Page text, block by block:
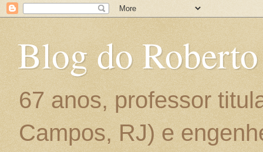
Blog do
67 anos, professor
Campos, RJ) e